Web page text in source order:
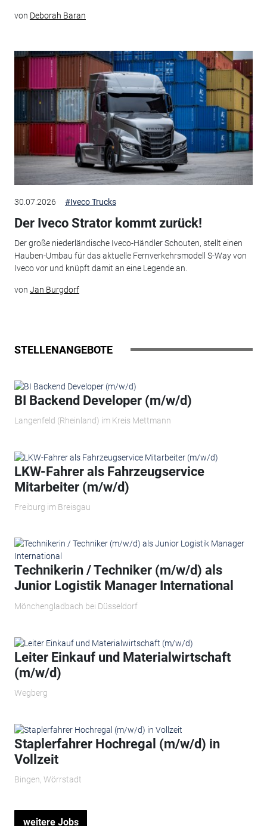
von Deborah Baran
30.07.2026 #Iveco Trucks
Der Iveco Strator kommt zurück!
Der große niederländische Iveco-Händler Schouten, stellt einen
Hauben-Umbau für das aktuelle Fernverkehrsmodell S-Way von
Iveco vor und knüpft damit an eine Legende an.
von Jan Burgdorf
STELLENANGEBOTE
BI Backend Developer (m/w/d)
Langenfeld (Rheinland) im Kreis Mettmann
LKW-Fahrer als Fahrzeugservice
Mitarbeiter (m/w/d)
Freiburg im Breisgau
Technikerin / Techniker (m/w/d) als
Junior Logistik Manager International
Mönchengladbach bei Düsseldorf
Leiter Einkauf und Materialwirtschaft
(m/w/d)
Wegberg
Staplerfahrer Hochregal (m/w/d) in
Vollzeit
Bingen, Wörrstadt
weitere Jobs